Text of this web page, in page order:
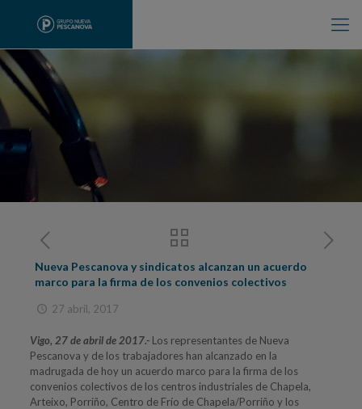
Nueva Pescanova y sindicatos alcanzan un acuerdo
marco para la firma de los convenios colectivos
27 abril, 2017
Vigo, 27 de abril de 2017.-Los representantes de Nueva
Pescanova y de los trabajadores han alcanzado en la
madrugada de hoy un acuerdo marco para la firma de los
convenios colectivos de los centros industriales de Chapela,
Arteixo, Porriño, Centro de Frío de Chapela/Porriño y los